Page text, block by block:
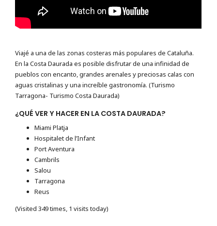
Viajé a una de las zonas costeras más populares de Cataluña.
En la Costa Daurada es posible disfrutar de una infinidad de
pueblos con encanto, grandes arenales y preciosas calas con
aguas cristalinas y una increíble gastronomía. (Turismo
Tarragona- Turismo Costa Daurada)
¿QUÉ VER Y HACER EN LA COSTA DAURADA?
Miami Platja
Hospitalet de l’Infant
Port Aventura
Cambrils
Salou
Tarragona
Reus
(Visited 349 times, 1 visits today)